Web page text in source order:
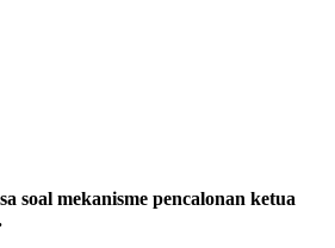
soal mekanisme pencalonan ketua